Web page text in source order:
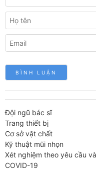
Đội ngũ bác sĩ
Trang thiết bị
Cơ sở vật chất
Kỹ thuật mũi nhọn
Xét nghiệm theo yêu cầu
COVID-19